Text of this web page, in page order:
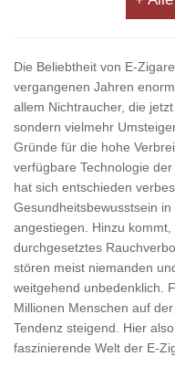
Die Beliebtheit von E-
vergangenen Jahren
allem Nichtraucher, die
sondern vielmehr
Gründe für die hohe
verfügbare Technologie
hat sich entschieden
Gesundheitsbewusstsein
angestiegen. Hinzu
durchgesetztes
stören meist niemanden
weitgehend unbedenklich.
Millionen Menschen auf
Tendenz steigend. Hier
faszinierende Welt der E-